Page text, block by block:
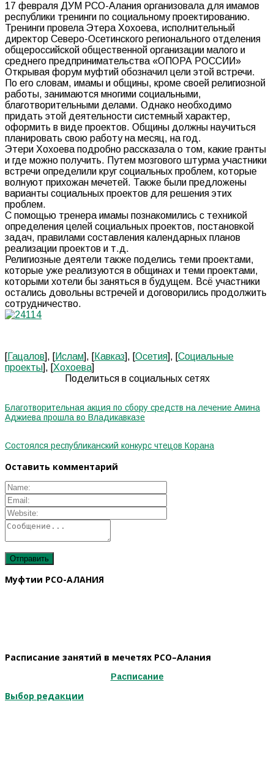
17 февраля ДУМ РСО-Алания организовала для имамов
республики тренинги по социальному проектированию.
Тренинги провела Этера Хохоева, исполнительный
директор Северо-Осетинского регионального отделения
общероссийской общественной организации малого и
среднего предпринимательства «ОПОРА РОССИИ»
Открывая форум муфтий обозначил цели этой встречи.
По его словам, имамы и общины, кроме своей религиозной
работы, занимаются многими социальными,
благотворительными делами. Однако необходимо
придать этой деятельности системный характер,
оформить в виде проектов. Общины должны научиться
планировать свою работу на месяц, на год.
Этери Хохоева подробно рассказала о том, какие гранты
и где можно получить. Путем мозгового штурма участники
встречи определили круг социальных проблем, которые
волнуют прихожан мечетей. Также были предложены
варианты социальных проектов для решения этих
проблем.
С помощью тренера имамы познакомились с техникой
определения целей социальных проектов, постановкой
задач, правилами составления календарных планов
реализации проектов и т.д.
Религиозные деятели также поделись теми проектами,
которые уже реализуются в общинах и теми проектами,
которыми хотели бы заняться в будущем. Всё участники
остались довольны встречей и договорились продолжить
сотрудничество.
[Гацалов], [Ислам], [Кавказ], [Осетия], [Социальные
проекты], [Хохоева]
Поделиться в социальных сетях
Благотворительная акция по сбору средств на лечение Амина
Аджиева прошла во Владикавказе
Состоялся республиканский конкурс чтецов Корана
Оставить комментарий
Муфтии РСО-АЛАНИЯ
Расписание занятий в мечетях РСО–Алания
Расписание
Выбор редакции